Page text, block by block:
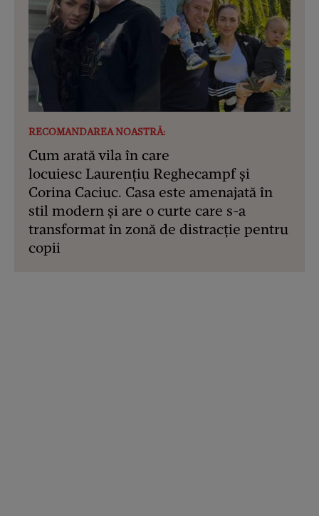
RECOMANDAREA NOASTRĂ:
Cum arată vila în care
locuiesc Laurențiu Reghecampf și
Corina Caciuc. Casa este amenajată în
stil modern și are o curte care s-a
transformat în zonă de distracție pentru
copii